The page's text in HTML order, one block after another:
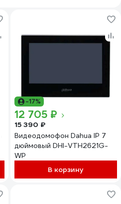
-17%
12 705 ₽
15 390 ₽
Видеодомофон Dahua IP 7
дюймовый DHI-VTH2621G-
WP
В корзину